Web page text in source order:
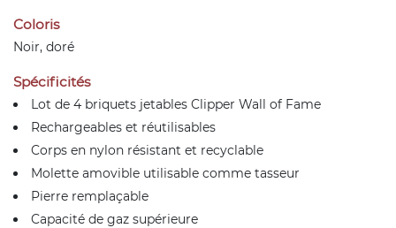
Coloris
Noir, doré
Spécificités
Lot de 4 briquets jetables Clipper Wall of Fame
Rechargeables et réutilisables
Corps en nylon résistant et recyclable
Molette amovible utilisable comme tasseur
Pierre remplaçable
Capacité de gaz supérieure